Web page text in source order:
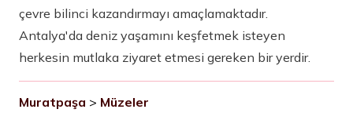
çevre bilinci kazandırmayı amaçlamaktadır.
Antalya'da deniz yaşamını keşfetmek isteyen
herkesin mutlaka ziyaret etmesi gereken bir yerdir.
Muratpaşa > Müzeler